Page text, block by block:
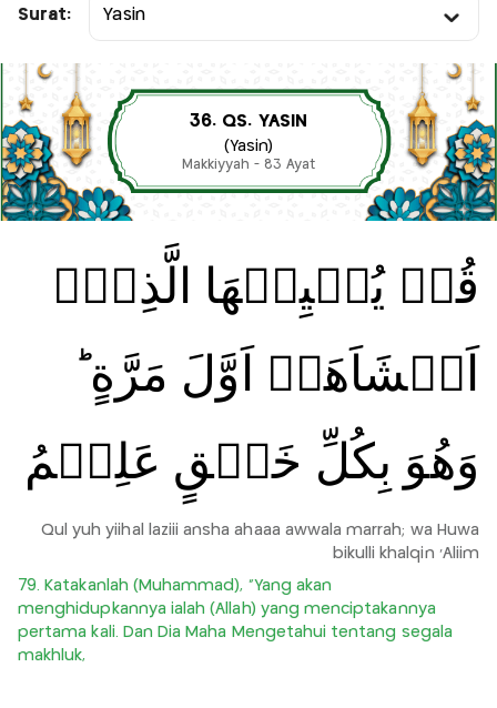
Surat: Yasin
36. QS. YASIN
(Yasin)
Makkiyyah - 83 Ayat
قُلۡ يُحۡيِيۡهَا الَّذِىۡۤ
اَنۡشَاَهَاۤ اَوَّلَ مَرَّةٍ‌ ؕ
وَهُوَ بِكُلِّ خَلۡقٍ عَلِيۡمُ
Qul yuh yiihal laziii ansha ahaaa awwala marrah; wa Huwa
bikulli khalqin 'Aliim
79. Katakanlah (Muhammad), “Yang akan
menghidupkannya ialah (Allah) yang menciptakannya
pertama kali. Dan Dia Maha Mengetahui tentang segala
makhluk,